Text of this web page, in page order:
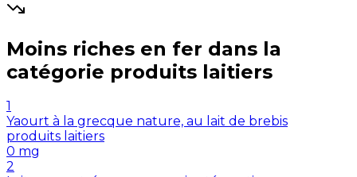
Moins riches en fer dans la
catégorie produits laitiers
1
Yaourt à la grecque nature, au lait de brebis
produits laitiers
0 mg
2